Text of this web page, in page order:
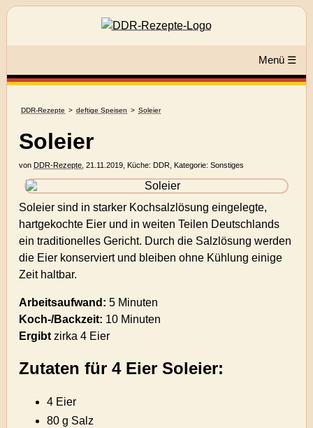
Menü ☰
DDR-Rezepte deftige Speisen Soleier
Soleier
von DDR-Rezepte,21.11.2019, Küche: DDR, Kategorie:Sonstiges
Soleier sind in starker Kochsalzlösung eingelegte,
hartgekochte Eier und in weiten Teilen Deutschlands
ein traditionelles Gericht. Durch die Salzlösung werden
die Eier konserviert und bleiben ohne Kühlung einige
Zeit haltbar.
Arbeitsaufwand: 5 Minuten
Koch-/Backzeit: 10 Minuten
Ergibt zirka4 Eier
Zutaten für 4 Eier Soleier:
4 Eier
80 g Salz